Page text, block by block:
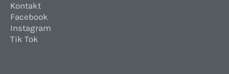
Kontakt
Facebook
Instagram
Tik Tok